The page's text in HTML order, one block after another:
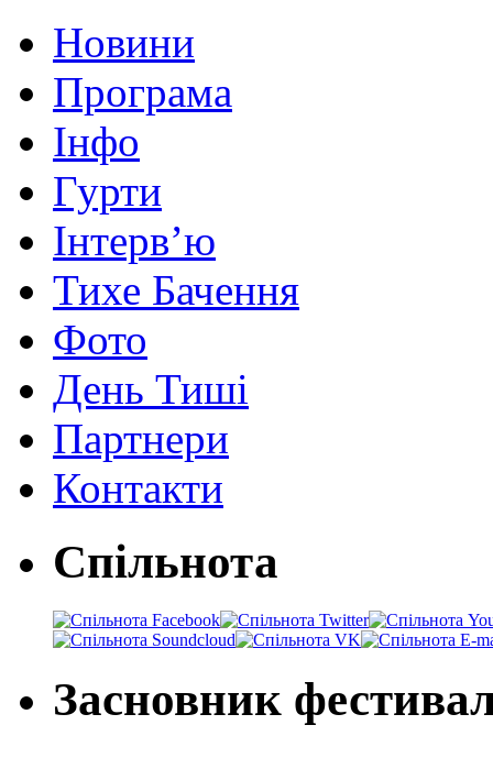
Новини
Програма
Інфо
Гурти
Інтерв’ю
Тихе Бачення
Фото
День Тиші
Партнери
Контакти
Спільнота
Засновник